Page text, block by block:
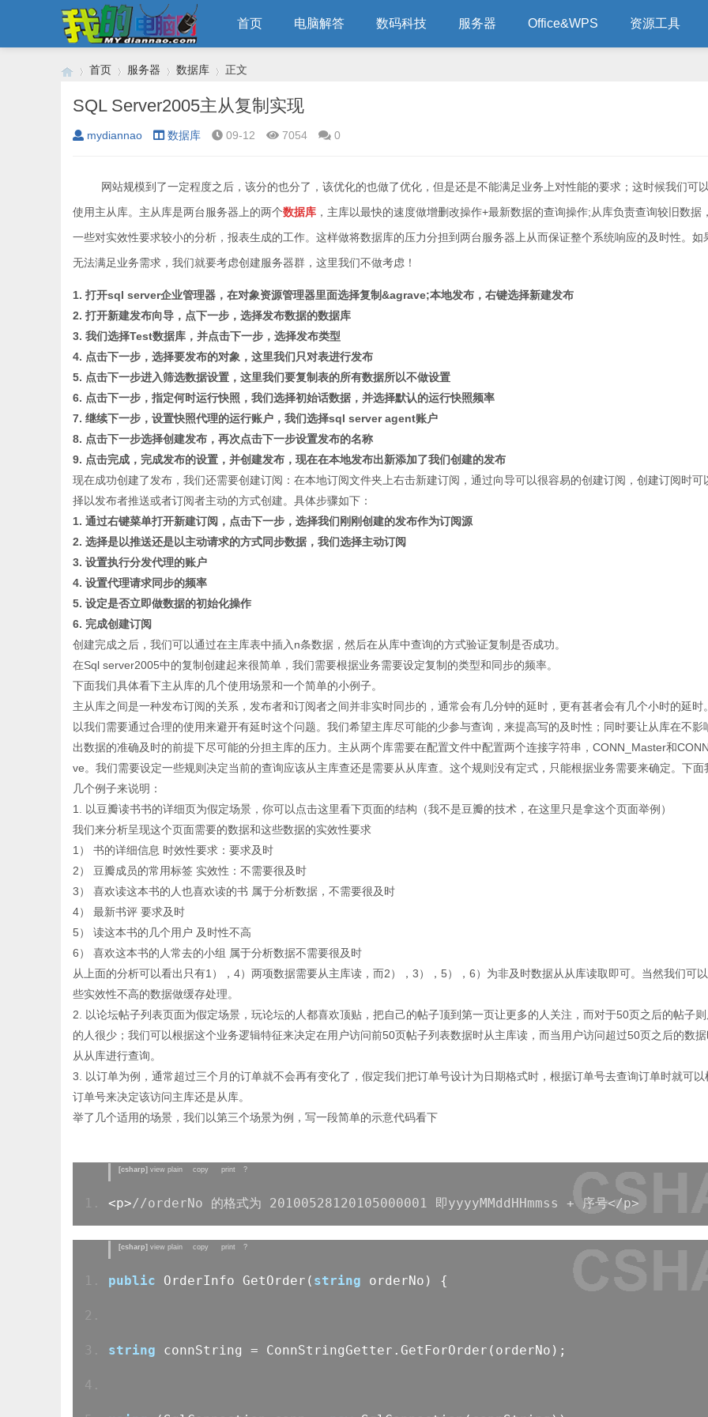
首页 电脑解答 数码科技 服务器 Office&WPS 资源工具
›
首页
›
服务器
›
数据库
›
正文
SQL Server2005主从复制实现
mydiannao 数据库 09-12 7054 0
网站规模到了一定程度之后，该分的也分了，该优化的也做了优化，但是还是不能满足业务上对性能的要求；这时候我们可
使用主从库。主从库是两台服务器上的两个数据库 ，主库以最快的速度做增删改操作+最新数据的查询操作;从库负责查询较旧数据
一些对实效性要求较小的分析，报表生成的工作。这样做将数据库的压力分担到两台服务器上从而保证整个系统响应的及时性。如
无法满足业务需求，我们就要考虑创建服务器群，这里我们不做考虑！
1. 打开sql server企业管理器，在对象资源管理器里面选择复制&agrave;本地发布，右键选择新建发布
2. 打开新建发布向导，点下一步，选择发布数据的数据库
3. 我们选择Test数据库，并点击下一步，选择发布类型
4. 点击下一步，选择要发布的对象，这里我们只对表进行发布
5. 点击下一步进入筛选数据设置，这里我们要复制表的所有数据所以不做设置
6. 点击下一步，指定何时运行快照，我们选择初始话数据，并选择默认的运行快照频率
7. 继续下一步，设置快照代理的运行账户，我们选择sql server agent账户
8. 点击下一步选择创建发布，再次点击下一步设置发布的名称
9. 点击完成，完成发布的设置，并创建发布，现在在本地发布出新添加了我们创建的发布
现在成功创建了发布，我们还需要创建订阅：在本地订阅文件夹上右击新建订阅，通过向导可以很容易的创建订阅，创建订阅时可
择以发布者推送或者订阅者主动的方式创建。具体步骤如下：
1. 通过右键菜单打开新建订阅，点击下一步，选择我们刚刚创建的发布作为订阅源
2. 选择是以推送还是以主动请求的方式同步数据，我们选择主动订阅
3. 设置执行分发代理的账户
4. 设置代理请求同步的频率
5. 设定是否立即做数据的初始化操作
6. 完成创建订阅
创建完成之后，我们可以通过在主库表中插入n条数据，然后在从库中查询的方式验证复制是否成功。
在Sql server2005中的复制创建起来很简单，我们需要根据业务需要设定复制的类型和同步的频率。
下面我们具体看下主从库的几个使用场景和一个简单的小例子。
主从库之间是一种发布订阅的关系，发布者和订阅者之间并非实时同步的，通常会有几分钟的延时，更有甚者会有几个小时的延时
以我们需要通过合理的使用来避开有延时这个问题。我们希望主库尽可能的少参与查询，来提高写的及时性；同时要让从库在不影
出数据的准确及时的前提下尽可能的分担主库的压力。主从两个库需要在配置文件中配置两个连接字符串，CONN_Master和
ve。我们需要设定一些规则决定当前的查询应该从主库查还是需要从从库查。这个规则没有定式，只能根据业务需要来确定。下面
几个例子来说明：
1. 以豆瓣读书书的详细页为假定场景，你可以点击这里看下页面的结构（我不是豆瓣的技术，在这里只是拿这个页面举例）
我们来分析呈现这个页面需要的数据和这些数据的实效性要求
1） 书的详细信息 时效性要求：要求及时
2） 豆瓣成员的常用标签 实效性：不需要很及时
3） 喜欢读这本书的人也喜欢读的书 属于分析数据，不需要很及时
4） 最新书评 要求及时
5） 读这本书的几个用户 及时性不高
6） 喜欢这本书的人常去的小组 属于分析数据不需要很及时
从上面的分析可以看出只有1），4）两项数据需要从主库读，而2），3），5），6）为非及时数据从从库读取即可。当然我们可
些实效性不高的数据做缓存处理。
2. 以论坛帖子列表页面为假定场景，玩论坛的人都喜欢顶贴，把自己的帖子顶到第一页让更多的人关注，而对于50页之后的帖子
的人很少；我们可以根据这个业务逻辑特征来决定在用户访问前50页帖子列表数据时从主库读，而当用户访问超过50页之后的数
从从库进行查询。
3. 以订单为例，通常超过三个月的订单就不会再有变化了，假定我们把订单号设计为日期格式时，根据订单号去查询订单时就可以
订单号来决定该访问主库还是从库。
举了几个适用的场景，我们以第三个场景为例，写一段简单的示意代码看下
[csharp] view plain copy print ?
<p>//orderNo 的格式为 20100528120105000001 即yyyyMMddHHmmss + 序号</p>
[csharp] view plain copy print ?
public OrderInfo GetOrder( string orderNo) {
string connString = ConnStringGetter.GetForOrder(orderNo);